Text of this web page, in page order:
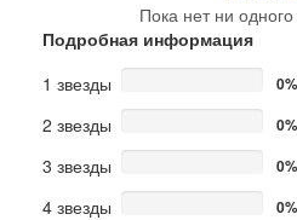
Пока нет ни
Подробная информация
1 звезды
0%
2 звезды 0%
3 звезды 0%
4 звезды 0%